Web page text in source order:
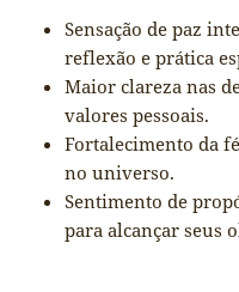
Sensação de paz
reflexão e prática
Maior clareza nas
valores pessoais.
Fortalecimento da
no universo.
Sentimento de
para alcançar seus